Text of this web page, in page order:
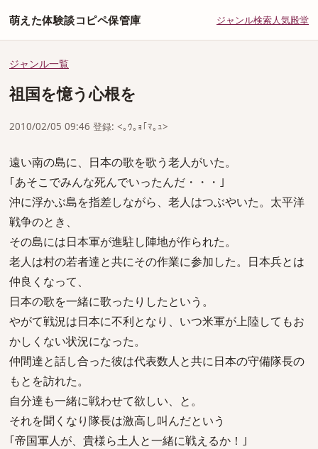
萌えた体験談コピペ保管庫 ジャンル検索人気殿堂
ジャンル一覧
祖国を憶う心根を
2010/02/05 09:46 登録: <｡ｳ｡ｮ｢ﾏ｡ｭ>
遠い南の島に、日本の歌を歌う老人がいた。
｢あそこでみんな死んでいったんだ・・・｣
沖に浮かぶ島を指差しながら、老人はつぶやいた。太平洋
戦争のとき、
その島には日本軍が進駐し陣地が作られた。
老人は村の若者達と共にその作業に参加した。日本兵とは
仲良くなって、
日本の歌を一緒に歌ったりしたという。
やがて戦況は日本に不利となり、いつ米軍が上陸してもお
かしくない状況になった。
仲間達と話し合った彼は代表数人と共に日本の守備隊長の
もとを訪れた。
自分達も一緒に戦わせて欲しい、と。
それを聞くなり隊長は激高し叫んだという
｢帝国軍人が、貴様ら土人と一緒に戦えるか！｣